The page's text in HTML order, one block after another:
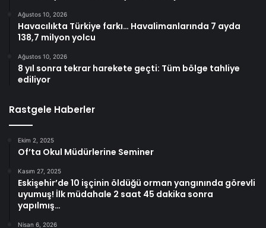
Ağustos 10, 2026
Havacılıkta Türkiye farkı… Havalimanlarında 7 ayda
138,7 milyon yolcu
Ağustos 10, 2026
8 yıl sonra tekrar harekete geçti: Tüm bölge tahliye
ediliyor
Rastgele Haberler
Ekim 2, 2025
Of’ta Okul Müdürlerine Seminer
Kasım 27, 2025
Eskişehir’de 10 işçinin öldüğü orman yangınında görevli
uyumuş! İlk müdahale 2 saat 45 dakika sonra
yapılmış…
Nisan 6, 2026